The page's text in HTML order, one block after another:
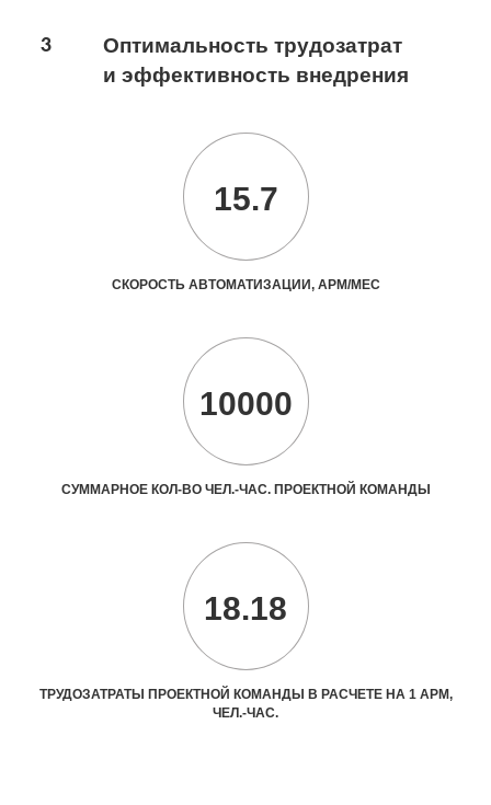
3
Оптимальность трудозатрат
и эффективность внедрения
15.7
СКОРОСТЬ АВТОМАТИЗАЦИИ, АРМ/МЕС
10000
СУММАРНОЕ КОЛ-ВО ЧЕЛ.-ЧАС. ПРОЕКТНОЙ КОМАНДЫ
18.18
ТРУДОЗАТРАТЫ ПРОЕКТНОЙ КОМАНДЫ В РАСЧЕТЕ НА 1 АРМ,
ЧЕЛ.-ЧАС.